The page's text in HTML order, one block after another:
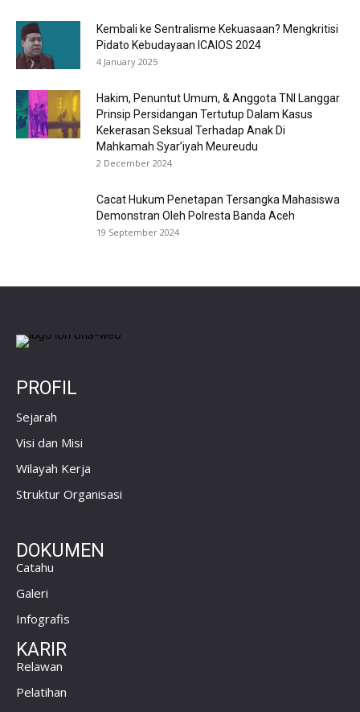
Kembali ke Sentralisme Kekuasaan? Mengkritisi
Pidato Kebudayaan ICAIOS 2024
4 January 2025
Hakim, Penuntut Umum, & Anggota TNI Langgar
Prinsip Persidangan Tertutup Dalam Kasus
Kekerasan Seksual Terhadap Anak Di
Mahkamah Syar’iyah Meureudu
2 December 2024
Cacat Hukum Penetapan Tersangka Mahasiswa
Demonstran Oleh Polresta Banda Aceh
19 September 2024
PROFIL
Sejarah
Visi dan Misi
Wilayah Kerja
Struktur Organisasi
DOKUMEN
Catahu
Galeri
Infografis
KARIR
Relawan
Pelatihan